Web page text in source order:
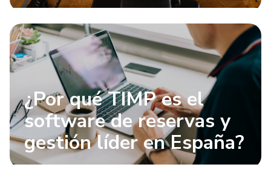
¿Por qué TIMP es el
software de reservas y
gestión líder en España?